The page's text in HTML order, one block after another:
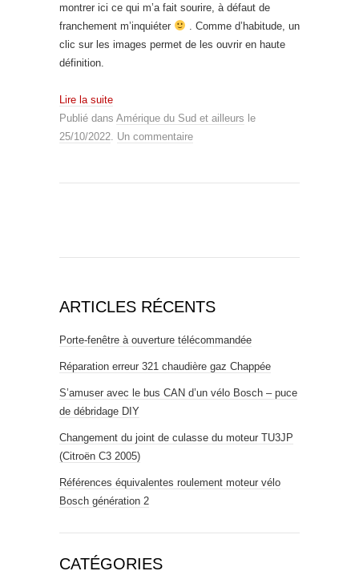
montrer ici ce qui m’a fait sourire, à défaut de
franchement m’inquiéter
. Comme d’habitude, un
clic sur les images permet de les ouvrir en haute
définition.
Lire la suite
Publié dans Amérique du Sud et ailleurs le
25/10/2022 Un commentaire
ARTICLES RÉCENTS
Porte-fenêtre à ouverture télécommandée
Réparation erreur 321 chaudière gaz Chappée
S’amuser avec le bus CAN d’un vélo Bosch – puce
de débridage DIY
Changement du joint de culasse du moteur TU3JP
(Citroën C3 2005)
Références équivalentes roulement moteur vélo
Bosch génération 2
CATÉGORIES